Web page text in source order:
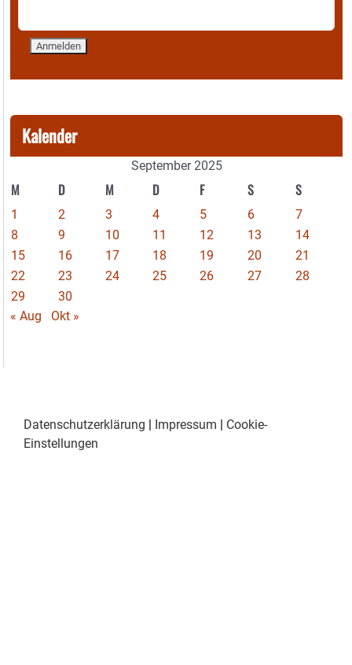
Kalender
September 2025
M D M D F S S
1 2 3 4 5 6
7
8
9 10 11 12 13
14
15
16 17 18 19 20
21
22
23 24 25 26 27
28
29
30
« Aug
Okt »
Datenschutzerklärung Impressum
Cookie-
Einstellungen